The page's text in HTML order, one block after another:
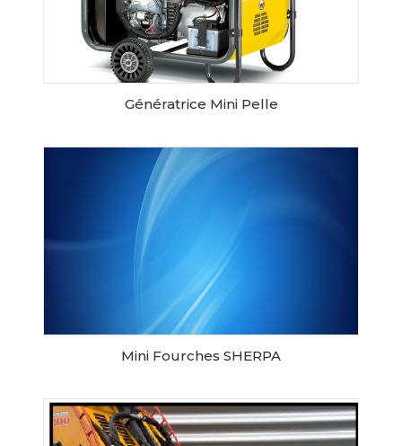
Génératrice Mini Pelle
RESERVER CE MATERIEL
Mini Fourches SHERPA
RESERVER CE MATERIEL